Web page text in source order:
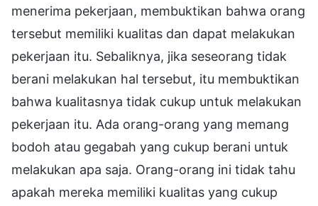
menerima pekerjaan, membuktikan bahwa orang
tersebut memiliki kualitas dan dapat melakukan
pekerjaan itu. Sebaliknya, jika seseorang tidak
berani melakukan hal tersebut, itu membuktikan
bahwa kualitasnya tidak cukup untuk melakukan
pekerjaan itu. Ada orang-orang yang memang
bodoh atau gegabah yang cukup berani untuk
melakukan apa saja. Orang-orang ini tidak tahu
apakah mereka memiliki kualitas yang cukup